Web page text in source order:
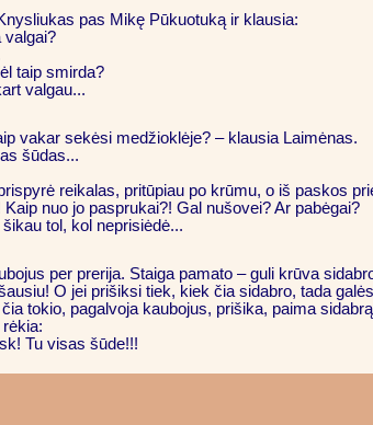
pas Mikę Pūkuotuką ir klausia:
valgai?
taip smirda?
valgau...
vakar sekėsi medžioklėje? – klausia Laimėnas.
šūdas...
reikalas, pritūpiau po krūmu, o iš paskos
Kaip nuo jo pasprukai?! Gal nušovei? Ar pabėgai?
tol, kol neprisiėdė...
per prerija. Staiga pamato – guli krūva
O jei prišiksi tiek, kiek čia sidabro, tada
tokio, pagalvoja kaubojus, prišika, paima
Tu visas šūde!!!